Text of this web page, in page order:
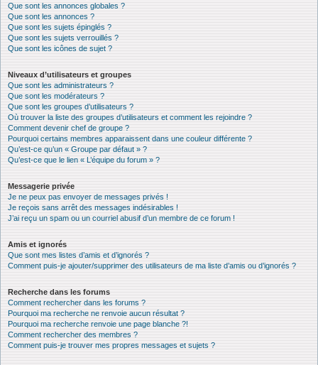
Que sont les annonces globales ?
Que sont les annonces ?
Que sont les sujets épinglés ?
Que sont les sujets verrouillés ?
Que sont les icônes de sujet ?
Niveaux d’utilisateurs et groupes
Que sont les administrateurs ?
Que sont les modérateurs ?
Que sont les groupes d’utilisateurs ?
Où trouver la liste des groupes d’utilisateurs et comment les rejoindre ?
Comment devenir chef de groupe ?
Pourquoi certains membres apparaissent dans une couleur différente ?
Qu’est-ce qu’un « Groupe par défaut » ?
Qu’est-ce que le lien « L’équipe du forum » ?
Messagerie privée
Je ne peux pas envoyer de messages privés !
Je reçois sans arrêt des messages indésirables !
J’ai reçu un spam ou un courriel abusif d’un membre de ce forum !
Amis et ignorés
Que sont mes listes d’amis et d’ignorés ?
Comment puis-je ajouter/supprimer des utilisateurs de ma liste d’amis ou d’ignorés ?
Recherche dans les forums
Comment rechercher dans les forums ?
Pourquoi ma recherche ne renvoie aucun résultat ?
Pourquoi ma recherche renvoie une page blanche ?!
Comment rechercher des membres ?
Comment puis-je trouver mes propres messages et sujets ?